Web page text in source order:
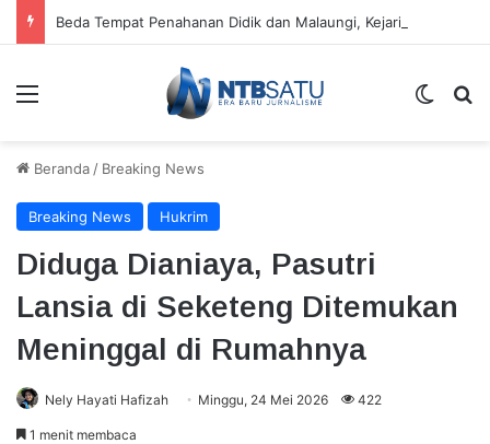
Menu
Beranda / Breaking News
Breaking News Hukrim
Diduga Dianiaya, Pasutri
Lansia di Seketeng Ditemukan
Meninggal di Rumahnya
Nely Hayati Hafizah Minggu, 24 Mei 2026 422
1 menit membaca